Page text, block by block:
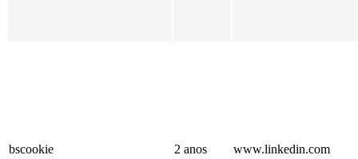
bscookie 2 anos www.linkedin.com